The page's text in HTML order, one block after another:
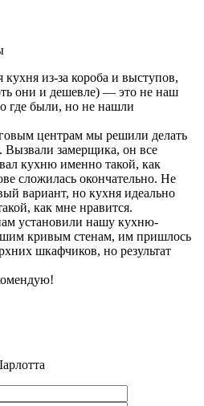
кухня из-за короба и выступов,
они и дешевле) — это не наш
где были, но не нашли
центрам мы решили делать
Вызвали замерщика, он все
кухню именно такой, как
сложилась окончательно. Не
вариант, но кухня идеально
как мне нравится.
установили нашу кухню-
кривым стенам, им пришлось
шкафчиков, но результат